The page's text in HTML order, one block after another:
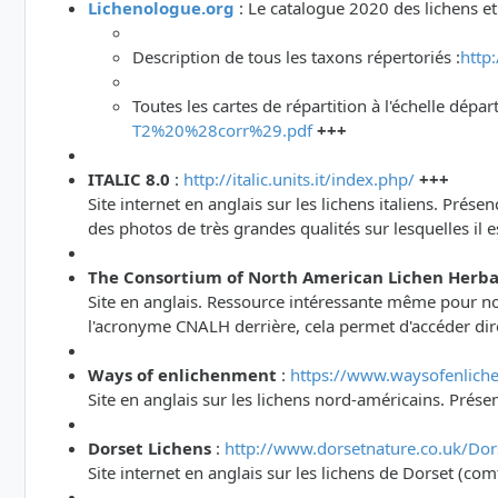
Lichenologue.org : Le catalogue 2020 des lichens
Description de tous les taxons répertoriés :
Toutes les cartes de répartition à l'échelle
T2%20%28corr%29.pdf +++
ITALIC 8.0 : http://italic.units.it/index.php/ +++
Site internet en anglais sur les lichens italiens.
des photos de très grandes qualités sur lesquelles il
The Consortium of North American Lichen
Site en anglais. Ressource intéressante même pour
l'acronyme CNALH derrière, cela permet d'accéder
Ways of enlichenment : https://
Site en anglais sur les lichens nord-américains.
Dorset Lichens : http://www.dorsetnature.co.uk/
Site internet en anglais sur les lichens de Dorset